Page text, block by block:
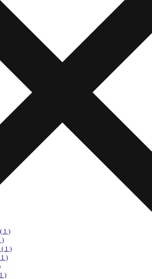
( 1 )
)
( 1 )
1 )
)